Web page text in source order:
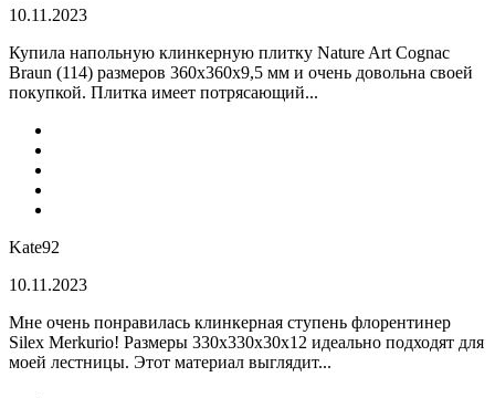
10.11.2023
Купила напольную клинкерную плитку Nature Art Cognac
Braun (114) размеров 360x360x9,5 мм и очень довольна своей
покупкой. Плитка имеет потрясающий...
Kate92
10.11.2023
Мне очень понравилась клинкерная ступень флорентинер
Silex Merkurio! Размеры 330х330х30х12 идеально подходят для
моей лестницы. Этот материал выглядит...